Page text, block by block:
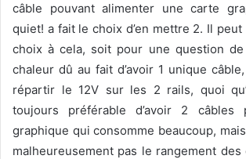
câble pouvant alimenter une carte
quiet! a fait le choix d’en mettre 2. Il
choix à cela, soit pour une question de
chaleur dû au fait d’avoir 1 unique
répartir le 12V sur les 2 rails, quoi
toujours préférable d’avoir 2 câbles
graphique qui consomme beaucoup,
malheureusement pas le rangement des